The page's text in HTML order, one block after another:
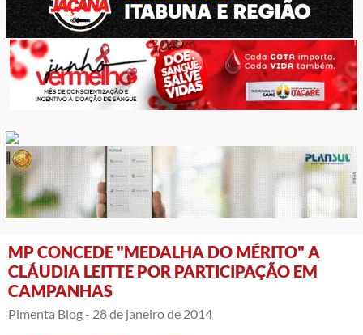
MP CONCEDE "MEDALHA DO MÉRITO" A
CLÁUDIA LEITTE POR PARTICIPAÇÃO EM
CAMPANHAS
Pimenta Blog - 28 de janeiro de 2014